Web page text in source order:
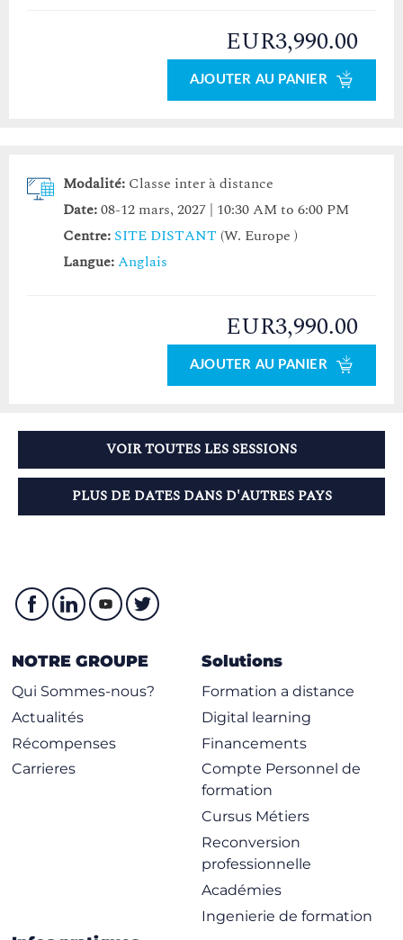
EUR3,990.00
AJOUTER AU PANIER
Modalité: Classe inter à distance
Date:08-12 mars, 2027 | 10:30 AM to 6:00 PM
Centre: SITE DISTANT (W. Europe )
Langue:Anglais
EUR3,990.00
AJOUTER AU PANIER
VOIR TOUTES LES SESSIONS
PLUS DE DATES DANS D'AUTRES PAYS
NOTRE GROUPE
Qui Sommes-nous?
Actualités
Récompenses
Carrieres
Solutions
Formation a distance
Digital learning
Financements
Compte Personnel de
formation
Cursus Métiers
Reconversion
professionnelle
Académies
Ingenierie de formation